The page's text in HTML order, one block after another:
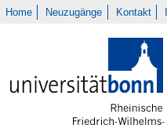
Home Neuzugänge Kontakt